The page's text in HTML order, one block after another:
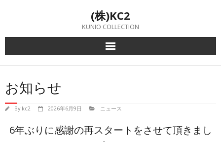
(株)KC2
KUNIO COLLECTION
お知らせ
By kc2 2026年6月9日 ニュース
6年ぶりに感謝の再スタートをさせて頂きまし